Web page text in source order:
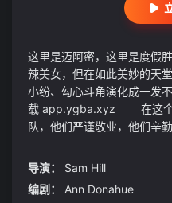
这里是迈阿密，这里是度假
辣美女，但在如此美妙的天
小纷、勾心斗角演化成一发
载 app.ygba.xyz 在这个
队，他们严谨敬业，他们辛
的眼神寻找蛛丝马迹，巧妙
学、痕迹学和犯罪变态心理
导演：
Sam Hill
编剧：
Ann Donahue